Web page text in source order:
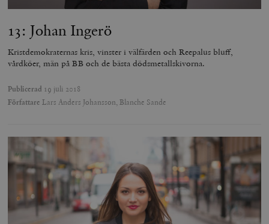
13: Johan Ingerö
Kristdemokraternas kris, vinster i välfärden och Reepalus bluff,
vårdköer, män på BB och de bästa dödsmetallskivorna.
Publicerad 19 juli 2018
Författare Lars Anders Johansson, Blanche Sande